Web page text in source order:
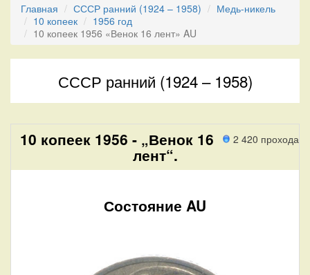
Главная СССР ранний (1924 – 1958)
Медь-никель
10 копеек
1956 год
10 копеек 1956 «Венок 16 лент» AU
СССР ранний (1924 – 1958)
2 420 прохода
10 копеек 1956 - „Венок 16
лент“.
Состояние AU